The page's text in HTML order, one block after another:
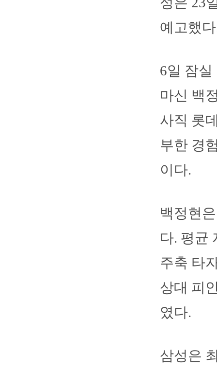
예고했
6일 잠
마신 백
사직 롯
부한 경
이다.
백정현
다. 평균
주축 타
상대 피
였다.
삼성은